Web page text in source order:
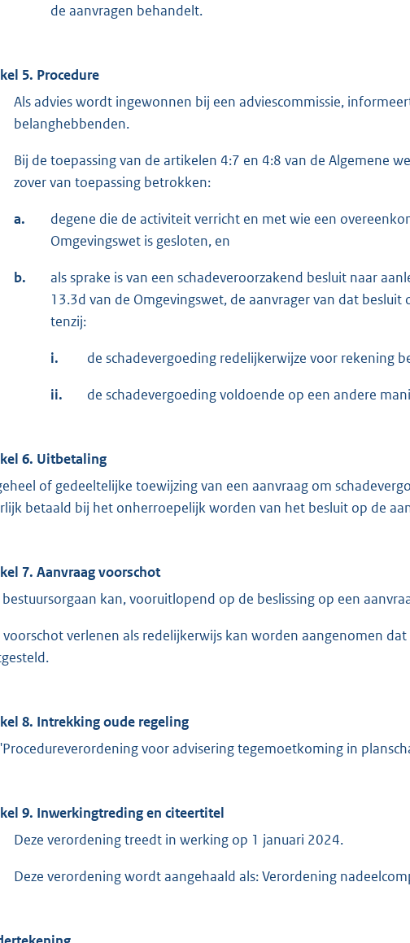
de aanvragen behandelt.
5. Procedure
Als advies wordt ingewonnen bij een adviescommissie,
belanghebbenden.
Bij de toepassing van de artikelen 4:7 en 4:8 van de Algemene
zover van toepassing betrokken:
a.
degene die de activiteit verricht en met wie een
Omgevingswet is gesloten, en
b.
als sprake is van een schadeveroorzakend besluit naar
13.3d van de Omgevingswet, de aanvrager van dat
tenzij:
i. de schadevergoeding redelijkerwijze voor rekening
ii. de schadevergoeding voldoende op een andere
6. Uitbetaling
of gedeeltelijke toewijzing van een aanvraag om
betaald bij het onherroepelijk worden van het besluit op de
7. Aanvraag voorschot
kan, vooruitlopend op de beslissing op een
voorschot verlenen als redelijkerwijs kan worden aangenomen
8. Intrekking oude regeling
voor advisering tegemoetkoming in
9. Inwerkingtreding en citeertitel
Deze verordening treedt in werking op 1 januari 2024.
Deze verordening wordt aangehaald als: Verordening